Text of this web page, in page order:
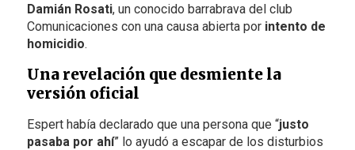
Damián Rosati, un conocido barrabrava del club
Comunicaciones con una causa abierta por intento de
homicidio.
Una revelación que desmiente la
versión oficial
Espert había declarado que una persona que “justo
pasaba por ahí” lo ayudó a escapar de los disturbios